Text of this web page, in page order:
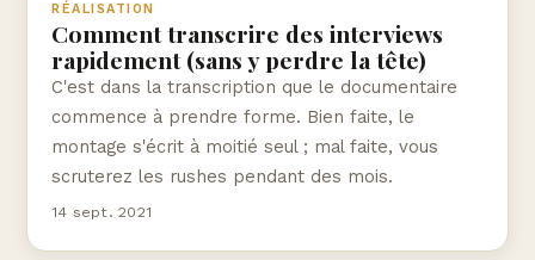
RÉALISATION
Comment transcrire des interviews
rapidement (sans y perdre la tête)
C'est dans la transcription que le documentaire
commence à prendre forme. Bien faite, le
montage s'écrit à moitié seul ; mal faite, vous
scruterez les rushes pendant des mois.
14 sept. 2021